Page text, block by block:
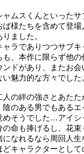
ャムスくんといったサ
様たちを含めて登場
ました。
ラでありつつサブキ
も、本作に限らず他の
ンドがあり、またお会
魅力的な方々でした
の絆の強さとあたた
陰のある男でもあるエ
めそうでした…アイシ
の命も捧げるし、花
になれるなら周回人生
どキャラクターとし